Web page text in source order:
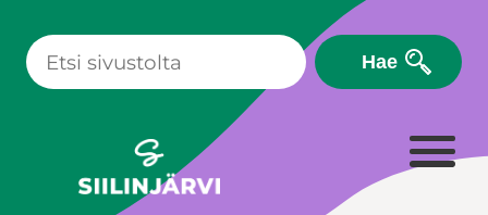
sisältöön
Hae